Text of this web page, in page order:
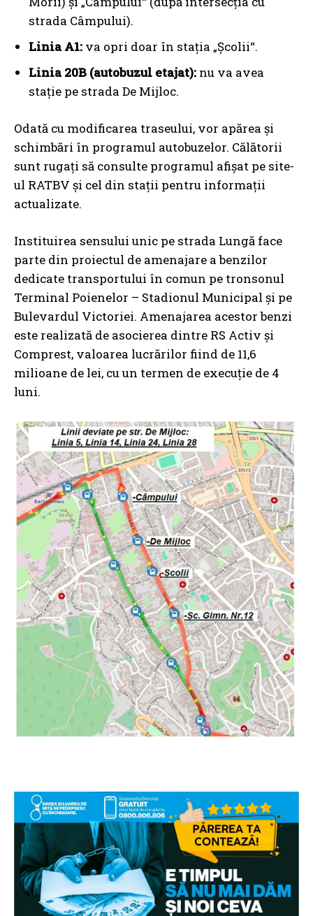
strada Câmpului).
Linia A1: va opri doar în stația „Școlii“.
Linia 20B (autobuzul etajat): nu va avea
stație pe strada De Mijloc.
Odată cu modificarea traseului, vor apărea și
schimbări în programul autobuzelor. Călătorii
sunt rugați să consulte programul afișat pe site-
ul RATBV și cel din stații pentru informații
actualizate.
Instituirea sensului unic pe strada Lungă face
parte din proiectul de amenajare a benzilor
dedicate transportului în comun pe tronsonul
Terminal Poienelor – Stadionul Municipal și pe
Bulevardul Victoriei. Amenajarea acestor benzi
este realizată de asocierea dintre RS Activ și
Comprest, valoarea lucrărilor fiind de 11,6
milioane de lei, cu un termen de execuție de 4
luni.